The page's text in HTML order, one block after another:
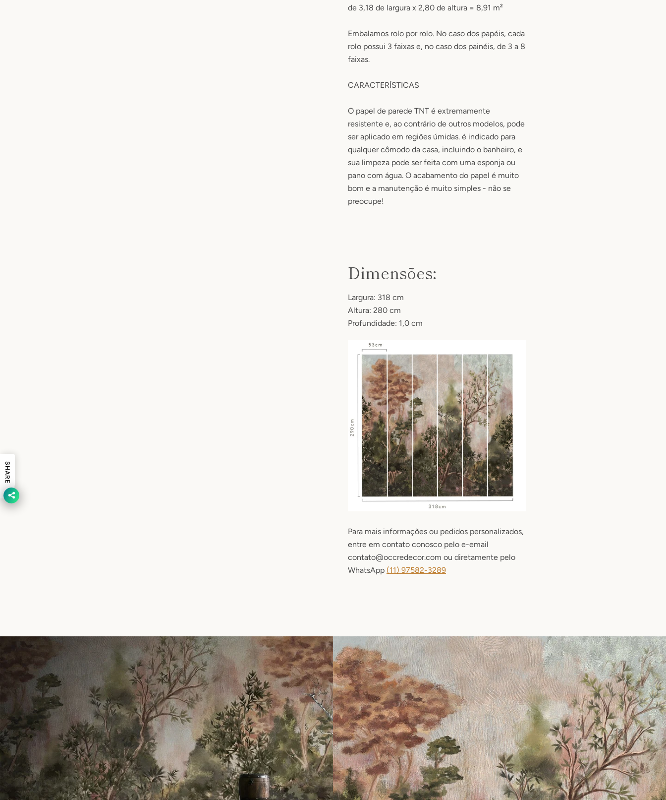
de 3,18 de largura x 2,80 de altura = 8,91 m²
Embalamos rolo por rolo. No caso dos papéis, cada
rolo possui 3 faixas e, no caso dos painéis, de 3 a 8
faixas.
CARACTERÍSTICAS
O papel de parede TNT é extremamente
resistente e, ao contrário de outros modelos, pode
ser aplicado em regiões úmidas. é indicado para
qualquer cômodo da casa, incluindo o banheiro, e
sua limpeza pode ser feita com uma esponja ou
pano com água. O acabamento do papel é muito
bom e a manutenção é muito simples - não se
preocupe!
Dimensões:
Largura: 318 cm
Altura: 280 cm
Profundidade: 1,0 cm
Para mais informações ou pedidos personalizados,
entre em contato conosco pelo e-email
contato@occredecor.com ou diretamente pelo
WhatsApp (11) 97582-3289
SHARE